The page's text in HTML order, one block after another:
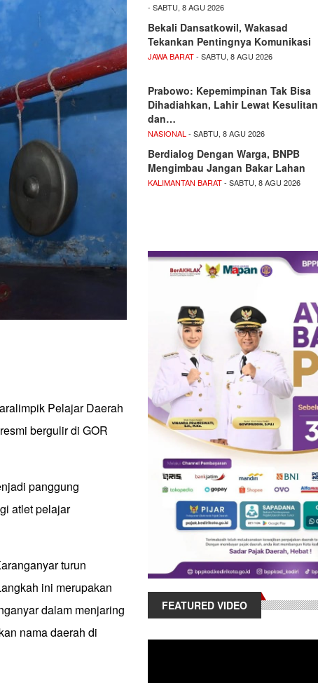
Pelajar Daerah
bergulir di GOR
panggung
atlet pelajar
turun
ini merupakan
dalam menjaring
nama daerah di
- SABTU, 8 AGU 2026
Bekali Dansatkowil, Wakasad
Tekankan Pentingnya Komunikasi
JAWA BARAT- SABTU, 8 AGU 2026
Prabowo: Kepemimpinan Tak Bisa
Dihadiahkan, Lahir Lewat Kesulitan
dan…
NASIONAL - SABTU, 8 AGU 2026
Berdialog Dengan Warga, BNPB
Mengimbau Jangan Bakar Lahan
KALIMANTAN BARAT- SABTU, 8 AGU 2026
FEATURED VIDEO